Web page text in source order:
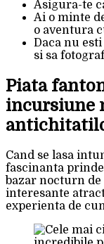
Asigura-te
Ai o minte
o aventura
Daca nu
si sa
Piata
incursiune
Cand se lasa
fascinanta
bazar nocturn
interesante
experienta de